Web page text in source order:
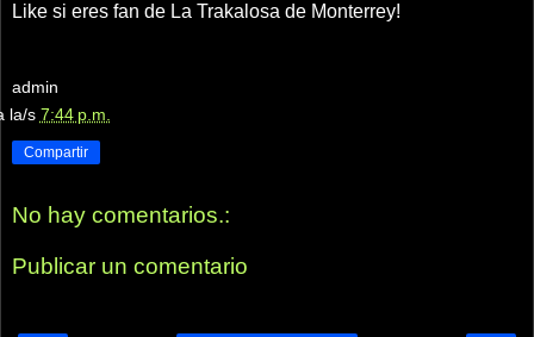
Like si eres fan de La Trakalosa de Monterrey!
admin
la/s 7:44 p.m.
Compartir
No hay comentarios.:
Publicar un comentario